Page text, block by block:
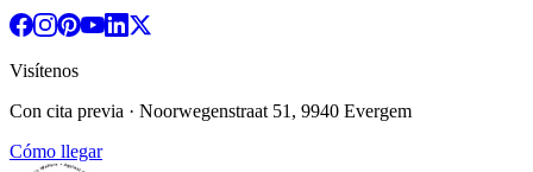
Visítenos
Con cita previa · Noorwegenstraat 51, 9940 Evergem
Cómo llegar